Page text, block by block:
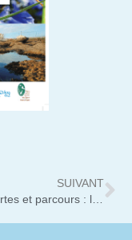
SUIVANT